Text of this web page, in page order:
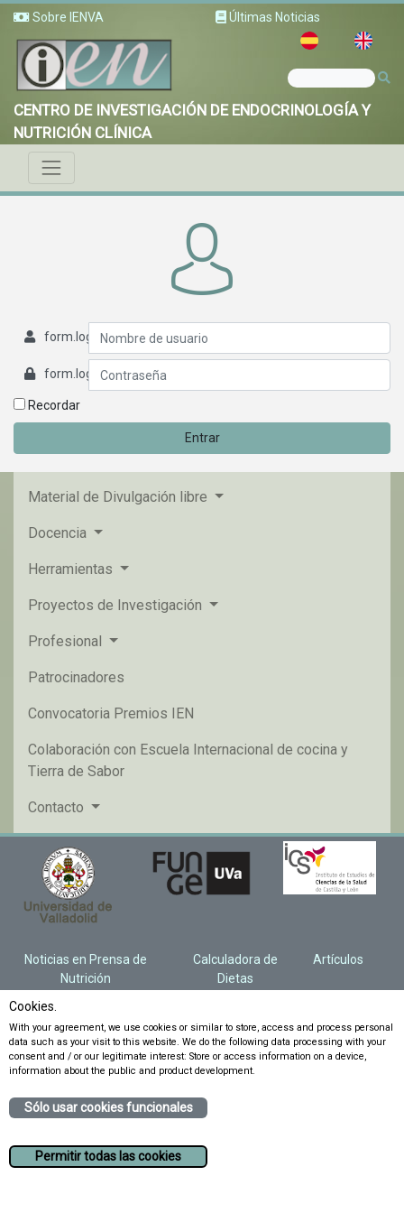
Sobre IENVA Últimas Noticias
CENTRO DE INVESTIGACIÓN DE ENDOCRINOLOGÍA Y
NUTRICIÓN CLÍNICA
form.login.username
form.login.password
Recordar
Entrar
Material de Divulgación libre
Docencia
Herramientas
Proyectos de Investigación
Profesional
Patrocinadores
Convocatoria Premios IEN
Colaboración con Escuela Internacional de cocina y
Tierra de Sabor
Contacto
Noticias en Prensa de
Nutrición
Calculadora de
Dietas
Artículos
Cookies.
With your agreement, we use cookies or similar to store, access and process personal
data such as your visit to this website. We do the following data processing with your
consent and / or our legitimate interest: Store or access information on a device,
information about the public and product development.
Sólo usar cookies funcionales
Permitir todas las cookies